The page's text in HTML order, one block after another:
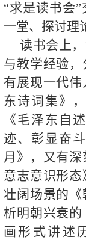
“求是读书会
一堂、探讨理
读书会上
与教学经验
有展现一代
东诗词集》
《毛泽东自
迹、彰显奋
月》，又有
意志意识形
壮阔场景的《
析明朝兴衰
画形式讲述